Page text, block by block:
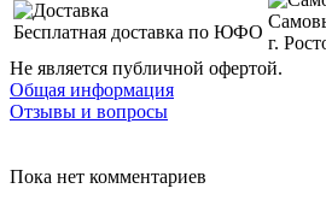
Бесплатная доставка по ЮФО
г.
Не является публичной офертой.
Общая информация
Отзывы и вопросы
Пока нет комментариев